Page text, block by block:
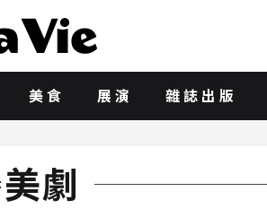
美食 展演 雜誌出版
美劇